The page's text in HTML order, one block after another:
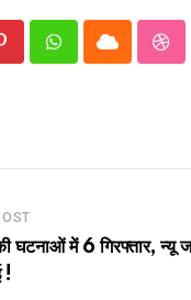
PinterestWhatsappCloud
घटनाओं में 6 गिरफ्तार, न्यू
!